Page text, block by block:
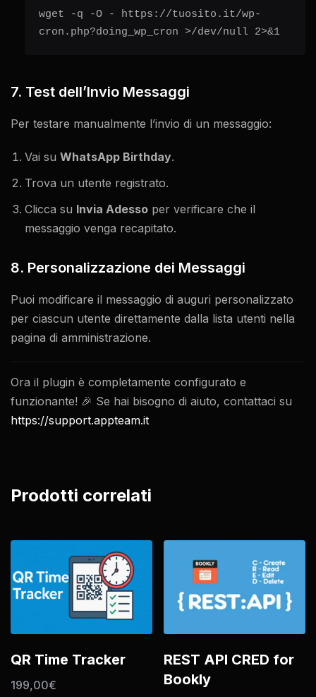
wget -q -O - https://tuosito.it/wp-
cron.php?doing_wp_cron >/dev/null 2>&1
7. Test dell’Invio Messaggi
Per testare manualmente l’invio di un messaggio:
Vai su WhatsApp Birthday.
Trova un utente registrato.
Clicca su Invia Adesso per verificare che il
messaggio venga recapitato.
8. Personalizzazione dei Messaggi
Puoi modificare il messaggio di auguri personalizzato
per ciascun utente direttamente dalla lista utenti nella
pagina di amministrazione.
Ora il plugin è completamente configurato e
funzionante! 🎉 Se hai bisogno di aiuto, contattaci su
https://support.appteam.it
Prodotti correlati
QR Time Tracker
199,00€
REST API CRED for
Bookly